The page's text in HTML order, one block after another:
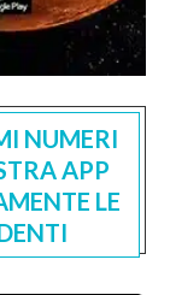
NUMERI
APP
LE